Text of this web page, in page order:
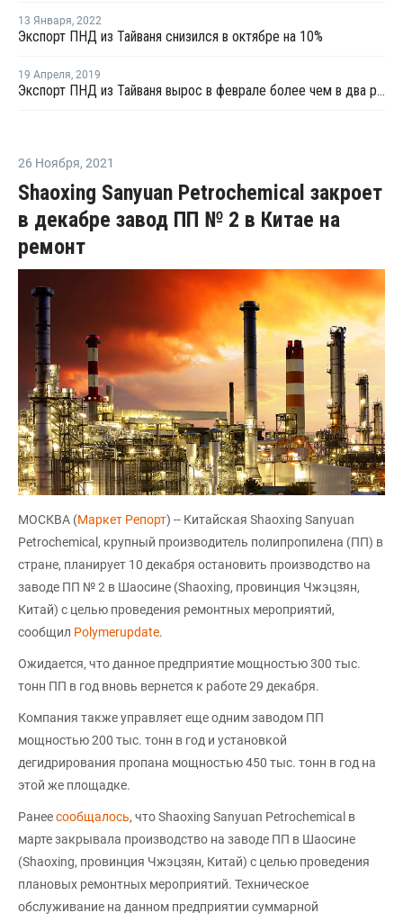
13 Января, 2022
Экспорт ПНД из Тайваня снизился в октябре на 10%
19 Апреля, 2019
Экспорт ПНД из Тайваня вырос в феврале более чем в два раза
26 Ноября, 2021
Shaoxing Sanyuan Petrochemical закроет
в декабре завод ПП № 2 в Китае на
ремонт
МОСКВА (Маркет Репорт) -- Китайская Shaoxing Sanyuan
Petrochemical, крупный производитель полипропилена (ПП) в
стране, планирует 10 декабря остановить производство на
заводе ПП № 2 в Шаосине (Shaoxing, провинция Чжэцзян,
Китай) с целью проведения ремонтных мероприятий,
сообщил Polymerupdate.
Ожидается, что данное предприятие мощностью 300 тыс.
тонн ПП в год вновь вернется к работе 29 декабря.
Компания также управляет еще одним заводом ПП
мощностью 200 тыс. тонн в год и установкой
дегидрирования пропана мощностью 450 тыс. тонн в год на
этой же площадке.
Ранеесообщалось, что Shaoxing Sanyuan Petrochemical в
марте закрывала производство на заводе ПП в Шаосине
(Shaoxing, провинция Чжэцзян, Китай) с целью проведения
плановых ремонтных мероприятий. Техническое
обслуживание на данном предприятии суммарной